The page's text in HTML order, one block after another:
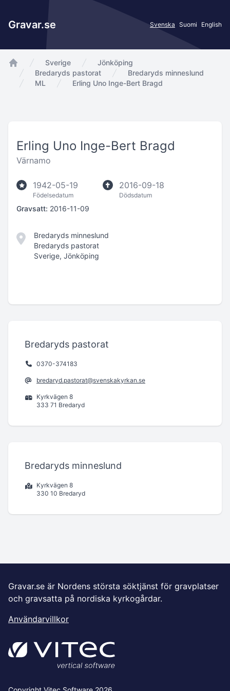
Gravar.se Svenska Suomi English
app.Start
Sverige
Jönköping
Bredaryds pastorat
Bredaryds minneslund
ML
Erling Uno Inge-Bert Bragd
Erling Uno Inge-Bert Bragd
Värnamo
1942-05-19
Födelsedatum
2016-09-18
Dödsdatum
Gravsatt: 2016-11-09
Bredaryds minneslund
Bredaryds pastorat
Sverige, Jönköping
Bredaryds pastorat
0370-374183
bredaryd.pastorat@svenskakyrkan.se
Kyrkvägen 8
333 71 Bredaryd
Bredaryds minneslund
Kyrkvägen 8
330 10 Bredaryd
Gravar.se är Nordens största söktjänst för gravplatser
och gravsatta på nordiska kyrkogårdar.
Användarvillkor